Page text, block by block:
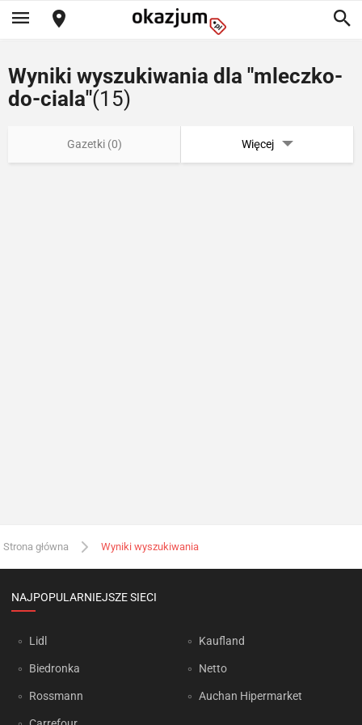
Wyniki wyszukiwania dla "mleczko-
do-ciala"(15)
Gazetki (0) Więcej
Strona główna Wyniki wyszukiwania
NAJPOPULARNIEJSZE SIECI
Lidl
Biedronka
Rossmann
Kaufland
Netto
Auchan Hipermarket